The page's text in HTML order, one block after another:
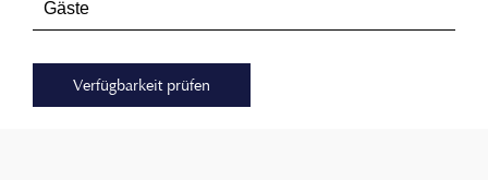
Verfügbarkeit prüfen